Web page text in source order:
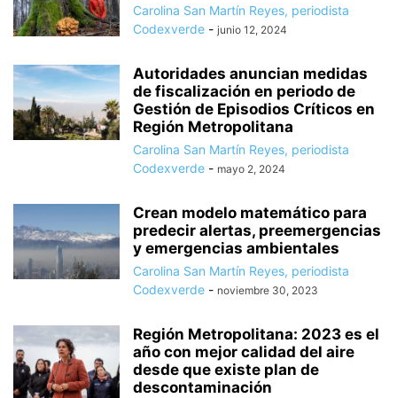
Carolina San Martín Reyes, periodista
Codexverde - junio 12, 2024
Autoridades anuncian medidas
de fiscalización en periodo de
Gestión de Episodios Críticos en
Región Metropolitana
Carolina San Martín Reyes, periodista
Codexverde - mayo 2, 2024
Crean modelo matemático para
predecir alertas, preemergencias
y emergencias ambientales
Carolina San Martín Reyes, periodista
Codexverde - noviembre 30, 2023
Región Metropolitana: 2023 es el
año con mejor calidad del aire
desde que existe plan de
descontaminación